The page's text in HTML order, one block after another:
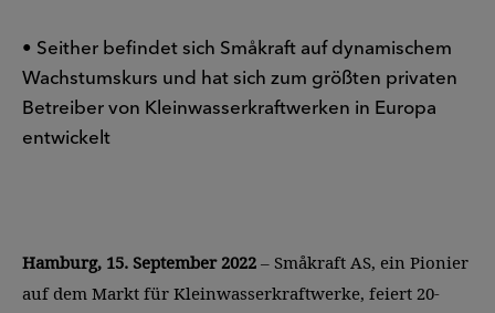
• Seither befindet sich Småkraft auf dynamischem
Wachstumskurs und hat sich zum größten privaten
Betreiber von Kleinwasserkraftwerken in Europa
entwickelt
Hamburg, 15. September 2022 – Småkraft AS, ein Pionier
auf dem Markt für Kleinwasserkraftwerke, feiert 20-